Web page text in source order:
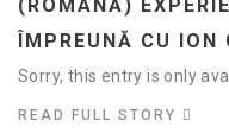
(ROMÂNĂ)
ÎMPREUNĂ CU ION
Sorry, this entry is only
READ FULL STORY